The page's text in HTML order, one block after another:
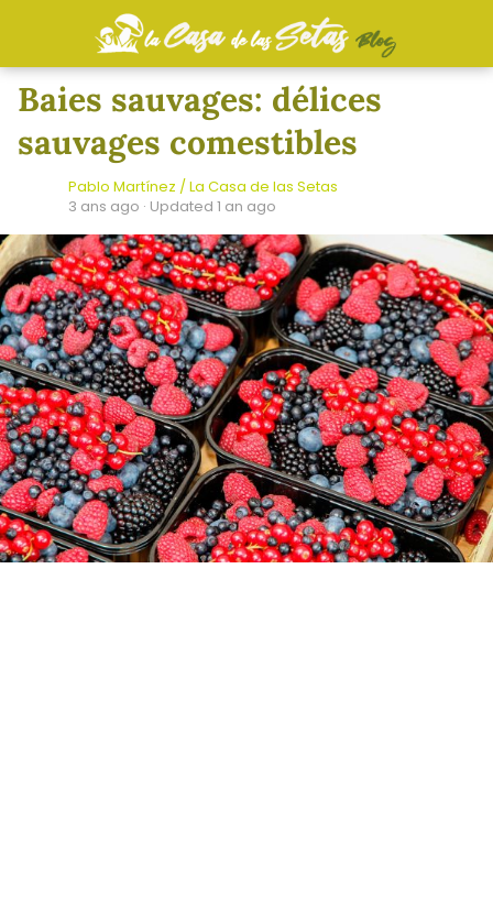
Baies sauvages: délices
sauvages comestibles
Pablo Martínez / La Casa de las Setas
3 ans ago · Updated 1 an ago